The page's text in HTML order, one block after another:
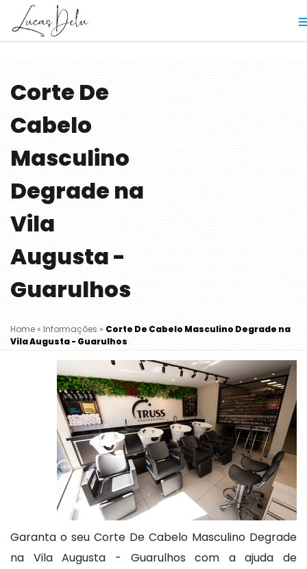
Corte De
Cabelo
Masculino
Degrade na
Vila
Augusta -
Guarulhos
Home» Informações » Corte De Cabelo Masculino Degrade na
Vila Augusta - Guarulhos
Garanta o seu Corte De Cabelo Masculino Degrade
na Vila Augusta - Guarulhos com a ajuda de